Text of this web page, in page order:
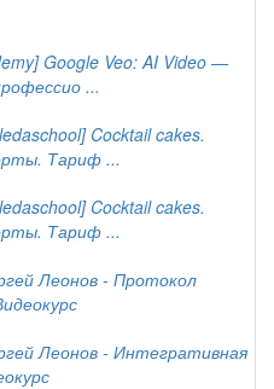
Google Veo: AI Video —
...
Cocktail cakes.
Тариф ...
Cocktail cakes.
Тариф ...
Леонов - Протокол
Леонов - Интегративная